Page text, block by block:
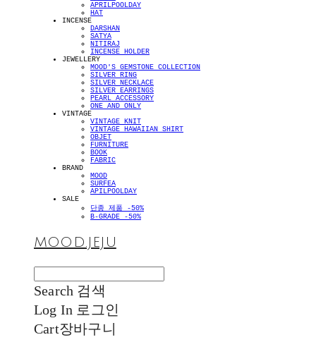
APRILPOOLDAY
HAT
INCENSE
DARSHAN
SATYA
NITIRAJ
INCENSE HOLDER
JEWELLERY
MOOD'S GEMSTONE COLLECTION
SILVER RING
SILVER NECKLACE
SILVER EARRINGS
PEARL ACCESSORY
ONE AND ONLY
VINTAGE
VINTAGE KNIT
VINTAGE HAWAIIAN SHIRT
OBJET
FURNITURE
BOOK
FABRIC
BRAND
MOOD
SURFEA
APILPOOLDAY
SALE
단종 제품 -50%
B-GRADE -50%
MOOD.JEJU
Search 검색
Log In 로그인
Cart장바구니